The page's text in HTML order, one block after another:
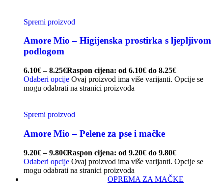
Spremi proizvod
Amore Mio – Higijenska prostirka s ljepljivom
podlogom
6.10€ – 8.25€Raspon cijena: od 6.10€ do 8.25€
Odaberi opcije Ovaj proizvod ima više varijanti. Opcije se
mogu odabrati na stranici proizvoda
Spremi proizvod
Amore Mio – Pelene za pse i mačke
9.20€ – 9.80€Raspon cijena: od 9.20€ do 9.80€
Odaberi opcije Ovaj proizvod ima više varijanti. Opcije se
mogu odabrati na stranici proizvoda
OPREMA ZA MAČKE